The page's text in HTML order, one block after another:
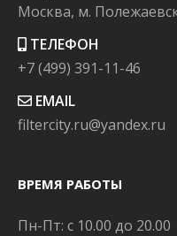
Москва, м.
ТЕЛЕФОН
+7 (499) 391-11-46
EMAIL
filtercity.ru@yandex.ru
ВРЕМЯ РАБОТЫ
Пн-Пт: с 10.00 до 20.00